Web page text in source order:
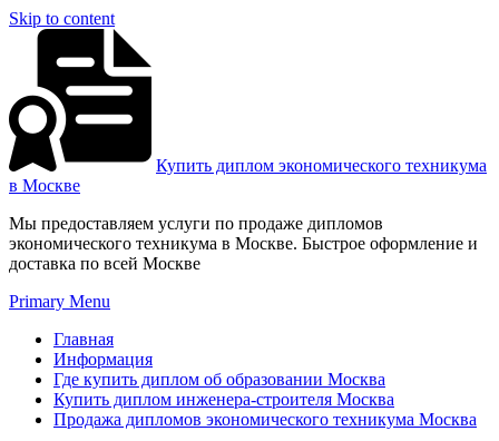
Skip to content
Купить диплом экономического техникума
в Москве
Мы предоставляем услуги по продаже дипломов
экономического техникума в Москве. Быстрое оформление и
доставка по всей Москве
Primary Menu
Главная
Информация
Где купить диплом об образовании Москва
Купить диплом инженера-строителя Москва
Продажа дипломов экономического техникума Москва